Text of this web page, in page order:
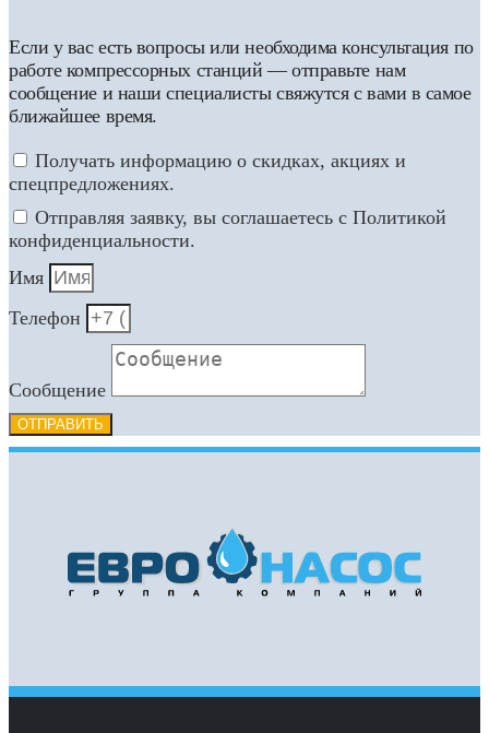
Если у вас есть вопросы или необходима консультация по
работе компрессорных станций — отправьте нам
сообщение и наши специалисты свяжутся с вами в самое
ближайшее время.
Получать информацию о скидках, акциях и
спецпредложениях.
Отправляя заявку, вы соглашаетесь с Политикой
конфиденциальности.
Имя
Телефон
Сообщение
ОТПРАВИТЬ